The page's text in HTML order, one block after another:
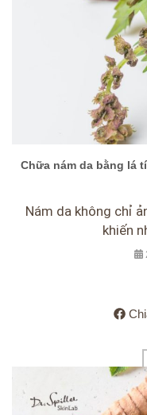
Chữa nám da bằng lá
Nám da không chỉ
khiến